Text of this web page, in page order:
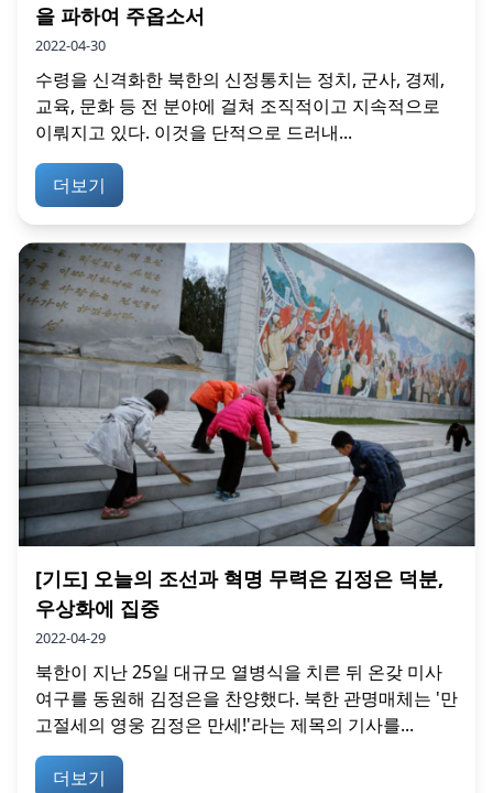
을 파하여 주옵소서
2022-04-30
수령을 신격화한 북한의 신정통치는 정치, 군사, 경제,
교육, 문화 등 전 분야에 걸쳐 조직적이고 지속적으로
이뤄지고 있다. 이것을 단적으로 드러내...
더보기
[기도] 오늘의 조선과 혁명 무력은 김정은 덕분,
우상화에 집중
2022-04-29
북한이 지난 25일 대규모 열병식을 치른 뒤 온갖 미사
여구를 동원해 김정은을 찬양했다. 북한 관명매체는 '만
고절세의 영웅 김정은 만세!'라는 제목의 기사를...
더보기